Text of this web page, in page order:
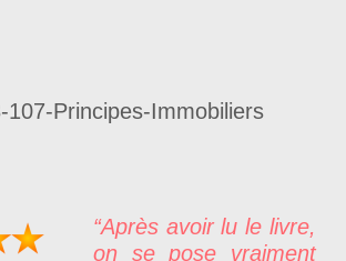
“Après avoir lu le livre,
on se pose vraiment